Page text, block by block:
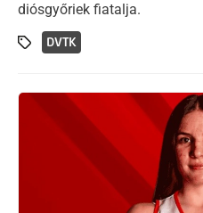
diósgyőriek fiatalja.
DVTK